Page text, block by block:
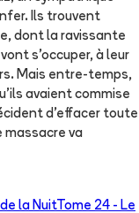
Ils trouvent
dont la ravissante
s'occuper, à leur
Mais entre-temps,
avaient commise
d'effacer toute
massacre va
la NuitTome 24 - Le